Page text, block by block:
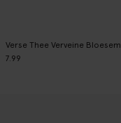
Verse Thee Verveine Bloesem
7.99